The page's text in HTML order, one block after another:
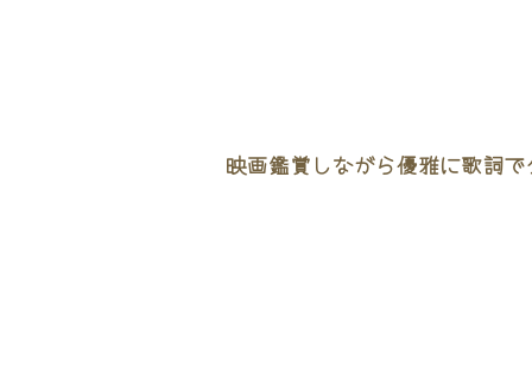
映画鑑賞しながら優雅に歌詞